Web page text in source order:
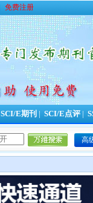
免费注册
SCI/E期刊 SCI/E点评
高